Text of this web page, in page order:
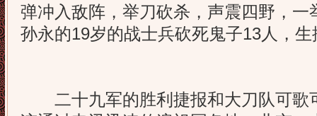
弹冲入敌阵，举刀砍杀，声震四野，一
孙永的19岁的战士兵砍死鬼子13人，生
二十九军的胜利捷报和大刀队可歌